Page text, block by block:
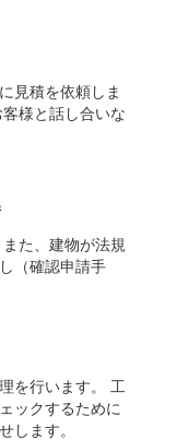
見積を依頼しま
様と話し合いな
た、建物が法規
（確認申請手
を行います。 工
ックするために
します。